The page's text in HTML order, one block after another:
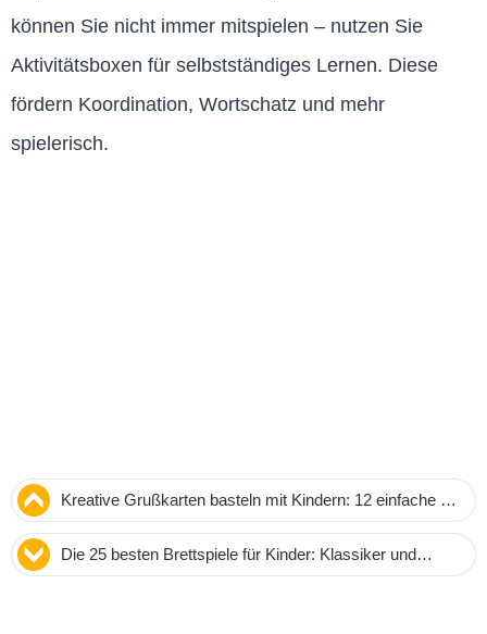
können Sie nicht immer mitspielen – nutzen Sie
Aktivitätsboxen für selbstständiges Lernen. Diese
fördern Koordination, Wortschatz und mehr
spielerisch.
Kreative Grußkarten basteln mit Kindern: 12 einfache &
innovative Ideen
Die 25 besten Brettspiele für Kinder: Klassiker und
Highlights für Familie und Lernen